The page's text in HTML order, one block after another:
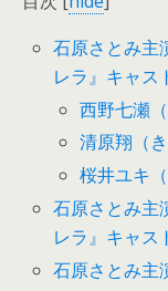
石原さとみ主
レラ』キャス
西野七瀬
清原翔（
桜井ユキ
石原さとみ主
レラ』キャス
石原さとみ主